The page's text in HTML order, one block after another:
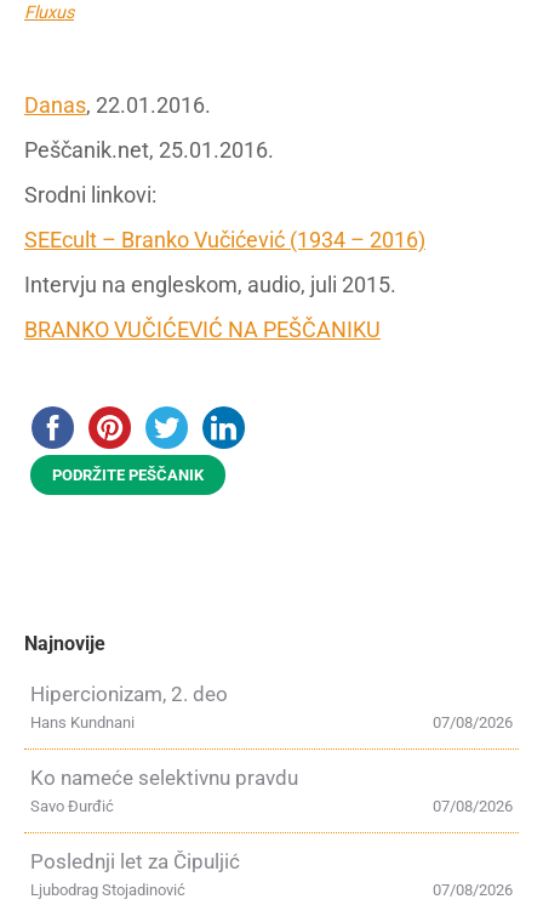
Fluxus
Danas, 22.01.2016.
Peščanik.net, 25.01.2016.
Srodni linkovi:
SEEcult – Branko Vučićević (1934 – 2016)
Intervju na engleskom, audio, juli 2015.
BRANKO VUČIĆEVIĆ NA PEŠČANIKU
PODRŽITE PEŠČANIK
Najnovije
Hipercionizam, 2. deo
07/08/2026
Hans Kundnani
Ko nameće selektivnu pravdu
07/08/2026
Savo Đurđić
Poslednji let za Čipuljić
07/08/2026
Ljubodrag Stojadinović